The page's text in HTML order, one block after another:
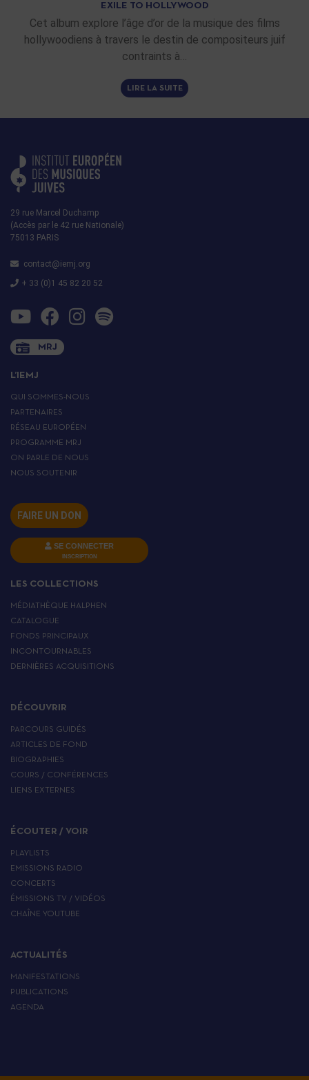
EXILE TO HOLLYWOOD
Cet album explore l’âge d’or de la musique des films
hollywoodiens à travers le destin de compositeurs juif
contraints à…
LIRE LA SUITE
29 rue Marcel Duchamp
(Accès par le 42 rue Nationale)
75013 PARIS
contact@iemj.org
+ 33 (0)1 45 82 20 52
MRJ
L’IEMJ
QUI SOMMES-NOUS
PARTENAIRES
RÉSEAU EUROPÉEN
PROGRAMME MRJ
ON PARLE DE NOUS
NOUS SOUTENIR
FAIRE UN DON
SE CONNECTER
INSCRIPTION
LES COLLECTIONS
MÉDIATHÈQUE HALPHEN
CATALOGUE
FONDS PRINCIPAUX
INCONTOURNABLES
DERNIÈRES ACQUISITIONS
DÉCOUVRIR
PARCOURS GUIDÉS
ARTICLES DE FOND
BIOGRAPHIES
COURS / CONFÉRENCES
LIENS EXTERNES
ÉCOUTER / VOIR
PLAYLISTS
EMISSIONS RADIO
CONCERTS
ÉMISSIONS TV / VIDÉOS
CHAÎNE YOUTUBE
ACTUALITÉS
MANIFESTATIONS
PUBLICATIONS
AGENDA